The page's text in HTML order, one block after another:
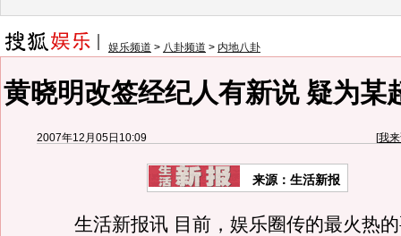
娱乐频道 > 八卦频道 > 内地八卦
黄晓明改签经纪人有新说 疑为某
2007年12月05日10:09 [我
来源：生活新报
生活新报讯 目前，娱乐圈传的最火热的